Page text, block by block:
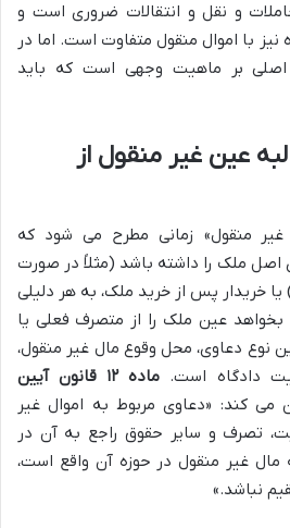
و نقل و انتقالات ضروری است و
نیز با اموال منقول متفاوت است. اما در
اصلی بر ماهیت وجهی است که باید
عین غیر منقول از
غیر منقول» زمانی مطرح می شود که
ملک را داشته باشد (مثلاً در صورت
خریدار پس از خرید ملک، به هر دلیلی
عین ملک را از متصرف فعلی یا
نوع دعاوی، محل وقوع مال غیر منقول،
دادگاه است.
ماده ۱۲ قانون آیین
می کند: «دعاوی مربوط به اموال غیر
تصرف و سایر حقوق راجع به آن در
مال غیر منقول در حوزه آن واقع است،
نباشد.»